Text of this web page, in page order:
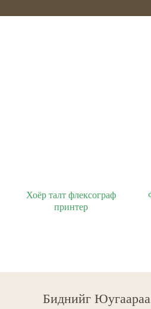
Хоёр талт флексограф
принтер
Биднийг